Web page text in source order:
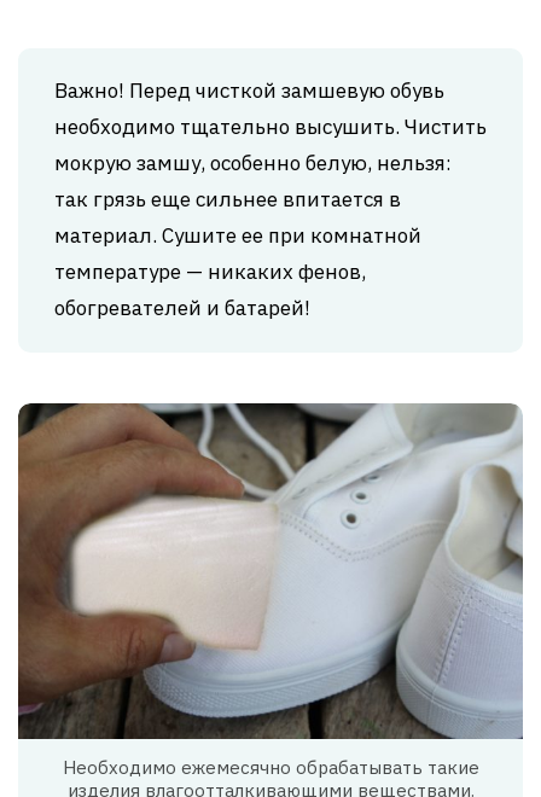
Важно! Перед чисткой замшевую обувь
необходимо тщательно высушить. Чистить
мокрую замшу, особенно белую, нельзя:
так грязь еще сильнее впитается в
материал. Сушите ее при комнатной
температуре — никаких фенов,
обогревателей и батарей!
Необходимо ежемесячно обрабатывать такие
изделия влагоотталкивающими веществами.